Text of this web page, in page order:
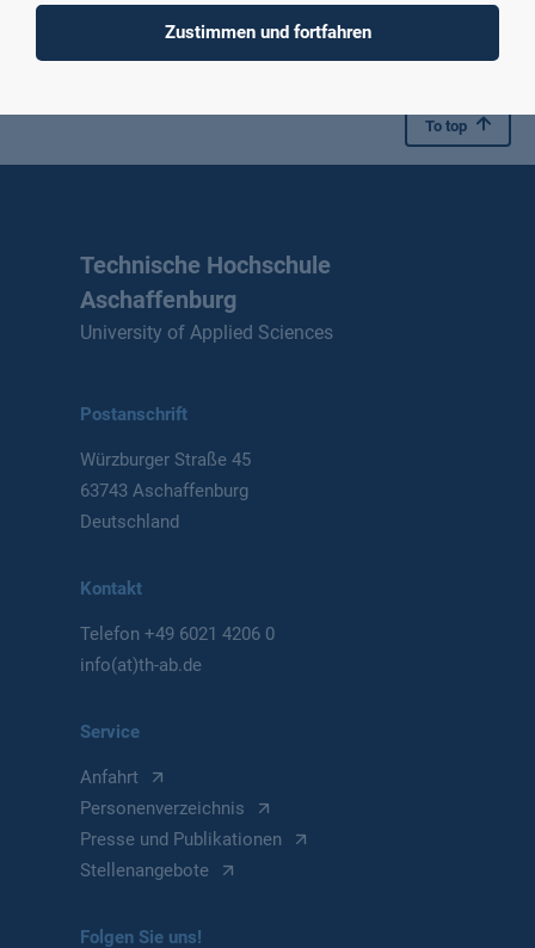
Mehr erfahren
To top
Technische Hochschule
Aschaffenburg
University of Applied Sciences
Postanschrift
Würzburger Straße 45
63743 Aschaffenburg
Deutschland
Kontakt
Telefon+49 6021 4206 0
info(at)th-ab.de
Service
Anfahrt
Personenverzeichnis
Presse und Publikationen
Stellenangebote
Folgen Sie uns!
Zustimmen und fortfahren